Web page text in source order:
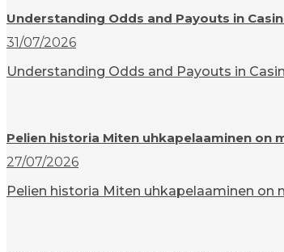
Understanding Odds and Payouts in
31/07/2026
Understanding Odds and Payouts in
Pelien historia Miten uhkapelaaminen on
27/07/2026
Pelien historia Miten uhkapelaaminen on